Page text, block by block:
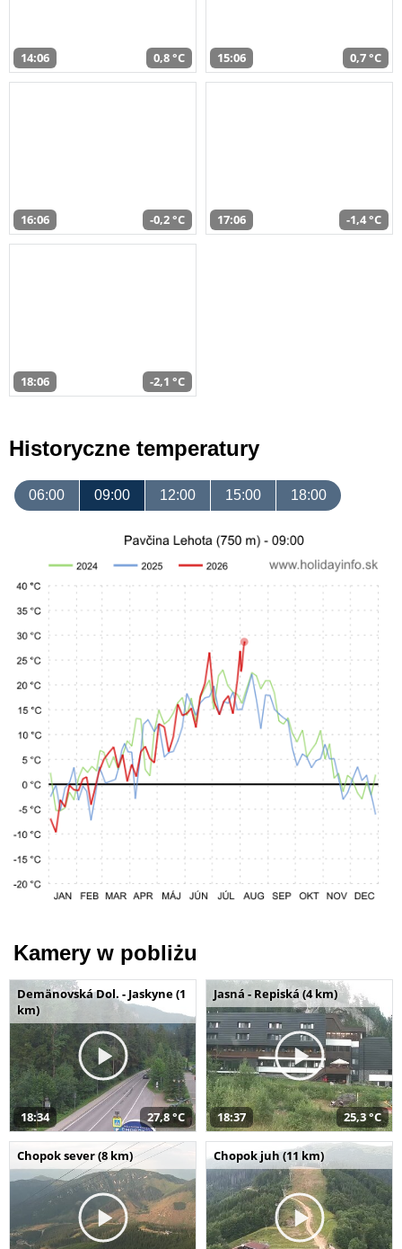
14:06 0,8 °C 15:06 0,7 °C
16:06 -0,2 °C 17:06 -1,4 °C
18:06 -2,1 °C
Historyczne temperatury
06:00 09:00 12:00 15:00 18:00
Kamery w pobliżu
Demänovská Dol. - Jaskyne (1
km)
18:34 27,8 °C
Jasná - Repiská (4 km)
18:37 25,3 °C
Chopok sever (8 km) Chopok juh (11 km)